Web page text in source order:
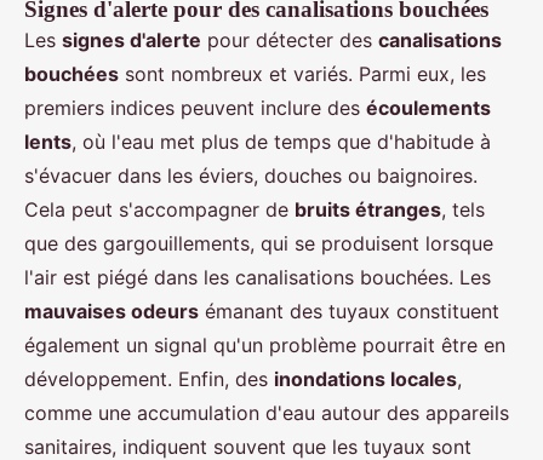
Signes d'alerte pour des canalisations bouchées
Les signes d'alerte pour détecter des canalisations
bouchées sont nombreux et variés. Parmi eux, les
premiers indices peuvent inclure des écoulements
lents, où l'eau met plus de temps que d'habitude à
s'évacuer dans les éviers, douches ou baignoires.
Cela peut s'accompagner de bruits étranges, tels
que des gargouillements, qui se produisent lorsque
l'air est piégé dans les canalisations bouchées. Les
mauvaises odeurs émanant des tuyaux constituent
également un signal qu'un problème pourrait être en
développement. Enfin, des inondations locales,
comme une accumulation d'eau autour des appareils
sanitaires, indiquent souvent que les tuyaux sont